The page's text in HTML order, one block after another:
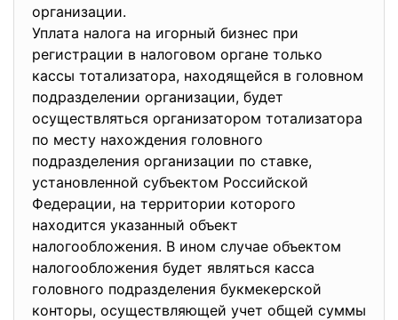
организации.
Уплата налога на игорный бизнес при
регистрации в налоговом органе только
кассы тотализатора, находящейся в головном
подразделении организации, будет
осуществляться организатором тотализатора
по месту нахождения головного
подразделения организации по ставке,
установленной субъектом Российской
Федерации, на территории которого
находится указанный объект
налогообложения. В ином случае объектом
налогообложения будет являться касса
головного подразделения букмекерской
конторы, осуществляющей учет общей суммы